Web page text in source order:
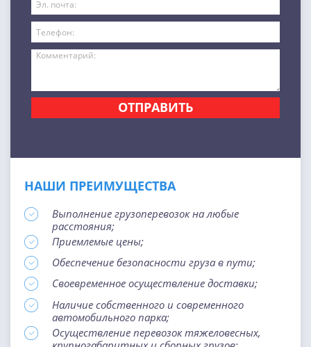
ОТПРАВИТЬ
НАШИ ПРЕИМУЩЕСТВА
Выполнение грузоперевозок на любые
расстояния;
Приемлемые цены;
Обеспечение безопасности груза в пути;
Своевременное осуществление доставки;
Наличие собственного и современного
автомобильного парка;
Осуществление перевозок тяжеловесных,